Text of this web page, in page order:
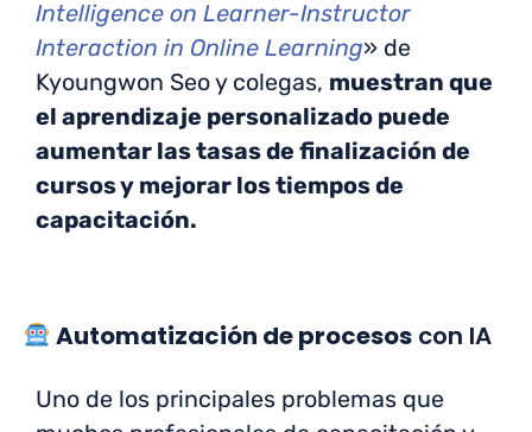
Intelligence on Learner-Instructor
Interaction in Online Learning» de
Kyoungwon Seo y colegas, muestran que
el aprendizaje personalizado puede
aumentar las tasas de finalización de
cursos y mejorar los tiempos de
capacitación.
Automatización de procesoscon IA
Uno de los principales problemas que